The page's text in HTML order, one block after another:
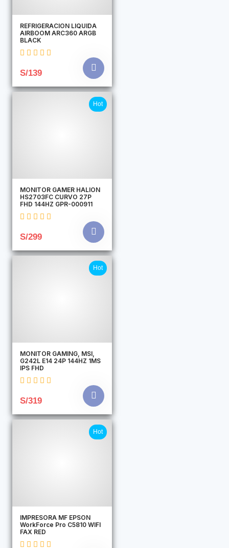
REFRIGERACION LIQUIDA
AIRBOOM ARC360 ARGB
BLACK
S/139
Hot
MONITOR GAMER HALION
HS2703FC CURVO 27P
FHD 144HZ GPR-000911
S/299
Hot
MONITOR GAMING, MSI,
G242L E14 24P 144HZ 1MS
IPS FHD
S/319
Hot
IMPRESORA MF EPSON
WorkForce Pro C5810 WIFI
FAX RED